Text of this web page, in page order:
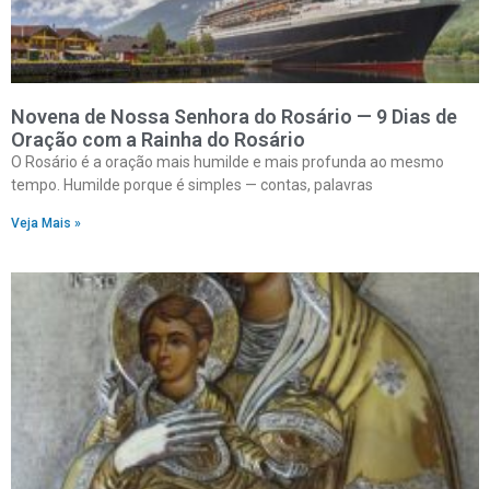
Novena de Nossa Senhora do Rosário — 9 Dias de
Oração com a Rainha do Rosário
O Rosário é a oração mais humilde e mais profunda ao mesmo
tempo. Humilde porque é simples — contas, palavras
Veja Mais »